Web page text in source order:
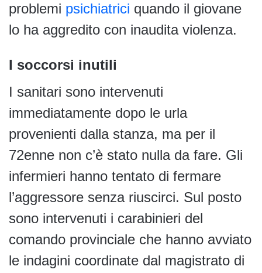
problemi psichiatrici quando il giovane
lo ha aggredito con inaudita violenza.
I soccorsi inutili
I sanitari sono intervenuti
immediatamente dopo le urla
provenienti dalla stanza, ma per il
72enne non c’è stato nulla da fare. Gli
infermieri hanno tentato di fermare
l’aggressore senza riuscirci. Sul posto
sono intervenuti i carabinieri del
comando provinciale che hanno avviato
le indagini coordinate dal magistrato di